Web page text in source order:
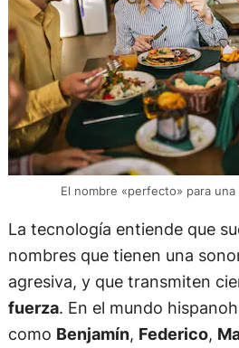
El nombre «perfecto» para
La tecnología entiende que
nombres que tienen una
agresiva, y que transmiten
fuerza. En el mundo
como Benjamín, Federico,